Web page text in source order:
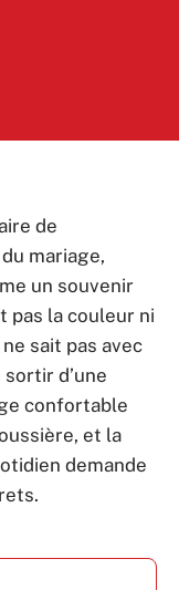
de
mariage,
un souvenir
pas la couleur ni
ne sait pas avec
d’une
confortable
et la
demande